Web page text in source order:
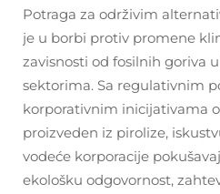
Potraga za održivim
je u borbi protiv promene
zavisnosti od fosilnih goriva
sektorima. Sa regulativnim
korporativnim inicijativama
proizveden iz pirolize,
vodeće korporacije
ekološku odgovornost,